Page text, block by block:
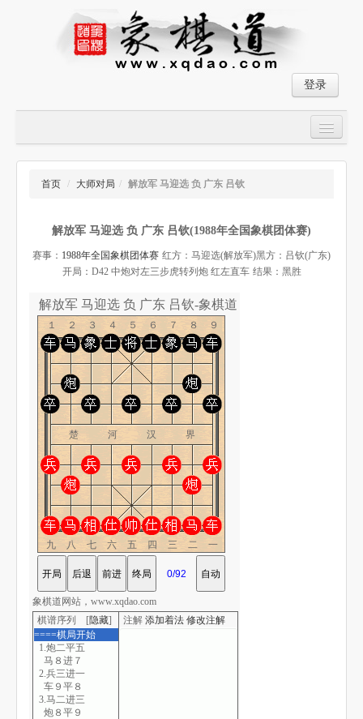
登录
大师对局
象棋棋谱
残局破解
象棋小游戏
首页 / 大师对局 / 解放军 马迎选 负 广东 吕钦
解放军 马迎选 负 广东 吕钦(1988年全国象棋团体赛)
赛事： 1988年全国象棋团体赛 红方：马迎选(解放军)黑方：吕钦(广东)
开局：D42 中炮对左三步虎转列炮 红左直车 结果：黑胜
解放军 马迎选 负 广东 吕钦-象棋道
１２３４５６７８９
楚 河 汉 界
九八七六五四三二一
棋谱序列 [隐藏]
====棋局开始
1.炮二平五
马８进７
2.兵三进一
车９平８
3.马二进三
炮８平９
注解 添加着法 修改注解
象棋道网站，www.xqdao.com